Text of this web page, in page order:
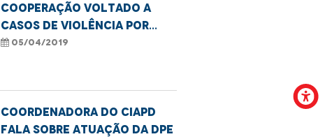
cooperação voltado a
casos de violência por
parte de agentes públicos
05/04/2019
Coordenadora do Ciapd
fala sobre atuação da DPE